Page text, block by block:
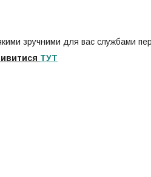
зручними для вас службами
ТУТ